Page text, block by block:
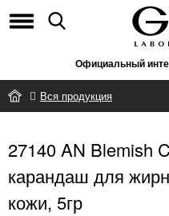
Официальный
Вся продукция
проблемной кожи, 5гр
27140 AN Blemish
карандаш для
кожи, 5гр